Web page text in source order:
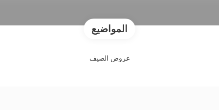
المواضيع
عروض الصيف